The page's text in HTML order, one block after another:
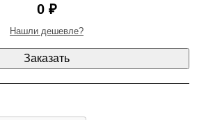
0 ₽
Нашли дешевле?